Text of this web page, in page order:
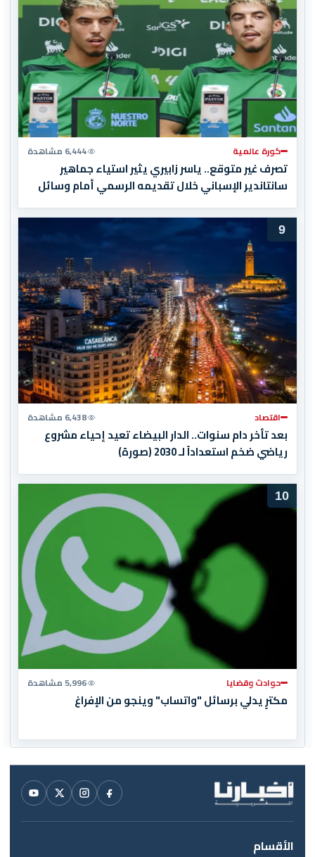
كورة عالمية 6,444 مشاهدة
تصرف غير متوقع.. ياسر زابيري يثير استياء جماهير
سانتاندير الإسباني خلال تقديمه الرسمي أمام وسائل
9
اقتصاد 6,438 مشاهدة
بعد تأخر دام سنوات.. الدار البيضاء تعيد إحياء مشروع
رياضي ضخم استعداداً لـ 2030 (صورة)
10
حوادث وقضايا 5,996 مشاهدة
مكترٍ يدلي برسائل "واتساب" وينجو من الإفراغ
الأقسام